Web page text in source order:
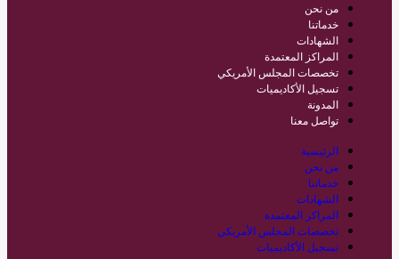
من نحن
خدماتنا
الشهادات
المراكز المعتمدة
تخصصات المجلس الأمريكي
تسجيل الأكاديميات
المدونة
تواصل معنا
الرئيسية
من نحن
خدماتنا
الشهادات
المراكز المعتمدة
تخصصات المجلس الأمريكي
تسجيل الأكاديميات